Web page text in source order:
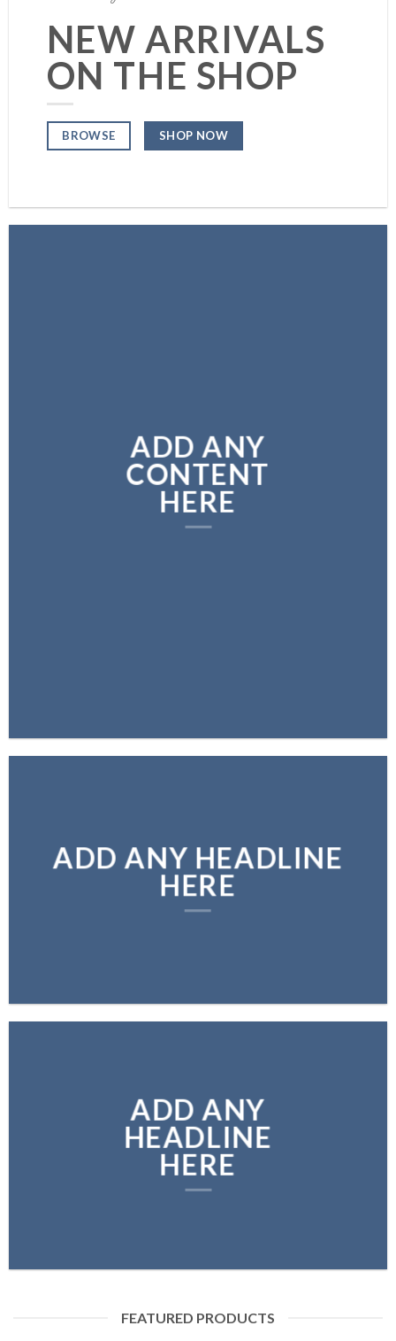
NEW ARRIVALS
ON THE SHOP
BROWSE SHOP NOW
ADD ANY
CONTENT
HERE
ADD ANY HEADLINE
HERE
ADD ANY
HEADLINE
HERE
FEATURED PRODUCTS